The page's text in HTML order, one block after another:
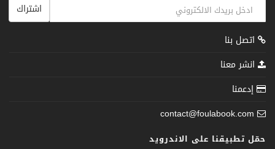
اشتراك
اتصل بنا
انشر معنا
إدعمنا
contact@foulabook.com
حمّل تطبيقنا على الاندرويد